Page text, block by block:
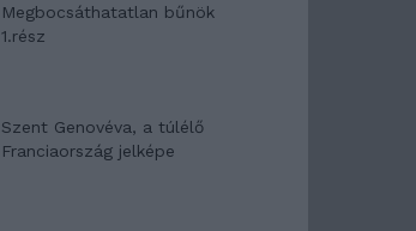
Megbocsáthatatlan bűnök
1.rész
Szent Genovéva, a túlélő
Franciaország jelképe